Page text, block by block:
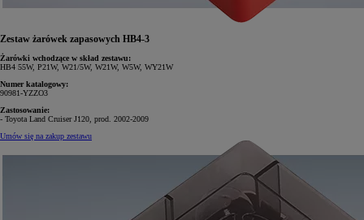
Zestaw żarówek zapasowych HB4-3
Żarówki wchodzące w skład zestawu:
HB4 55W, P21W, W21/5W, W21W, W5W, WY21W
Numer katalogowy:
90981-YZZO3
Zastosowanie:
- Toyota Land Cruiser J120, prod. 2002-2009
Umów się na zakup zestawu